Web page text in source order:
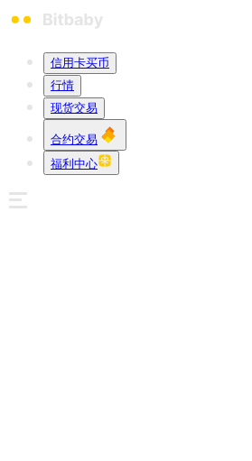
信用卡买币
行情
现货交易
合约交易
福利中心